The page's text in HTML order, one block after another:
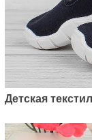
Детская